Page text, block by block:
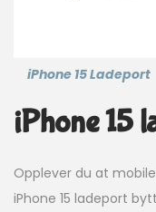
iPhone 15 Ladeport
iPhone 15
Opplever du at
iPhone 15 ladeport